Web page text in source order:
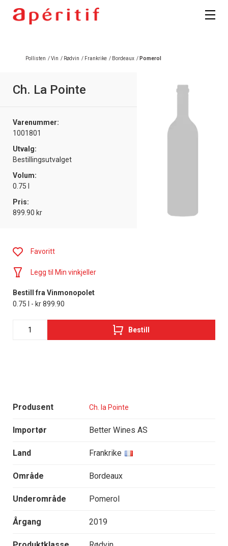
Pollisten /Vin / Rødvin / Frankrike / Bordeaux / Pomerol
Ch. La Pointe
Varenummer:
1001801
Utvalg:
Bestillingsutvalget
Volum:
0.75 l
Pris:
899.90 kr
Produsent Ch. la Pointe
Importør Better Wines AS
Land Frankrike
Område Bordeaux
Underområde Pomerol
Årgang 2019
Favoritt
Legg til Min vinkjeller
Bestill fra Vinmonopolet
0.75 l - kr 899.90
Bestill